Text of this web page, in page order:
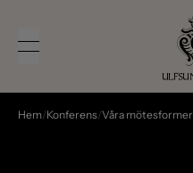
Hem/Konferens/Våra mötesformer